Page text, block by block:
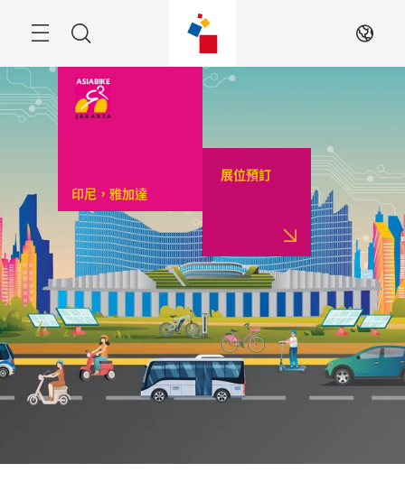
菜
索
ZH
印尼，雅加達
展位預訂